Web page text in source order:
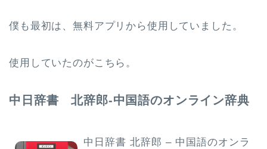
僕も最初は、無料アプリから使用していました。
使用していたのがこちら。
中日辞書 北辞郎-中国語のオンライン辞典
中日辞書 北辞郎 – 中国語のオンラ